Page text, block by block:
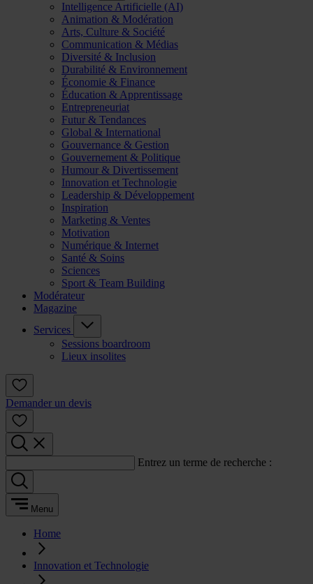
Intelligence Artificielle (AI)
Animation & Modération
Arts, Culture & Société
Communication & Médias
Diversité & Inclusion
Durabilité & Environnement
Économie & Finance
Éducation & Apprentissage
Entrepreneuriat
Futur & Tendances
Global & International
Gouvernance & Gestion
Gouvernement & Politique
Humour & Divertissement
Innovation et Technologie
Leadership & Développement
Inspiration
Marketing & Ventes
Motivation
Numérique & Internet
Santé & Soins
Sciences
Sport & Team Building
Modérateur
Magazine
Services
Sessions boardroom
Lieux insolites
Demander un devis
Entrez un terme de recherche :
Menu
Home
Innovation et Technologie